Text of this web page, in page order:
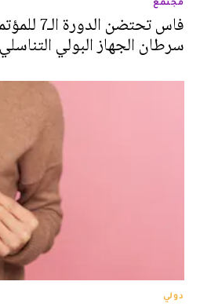
فاس
سرطان الجهاز البولي التناسلي
دولي